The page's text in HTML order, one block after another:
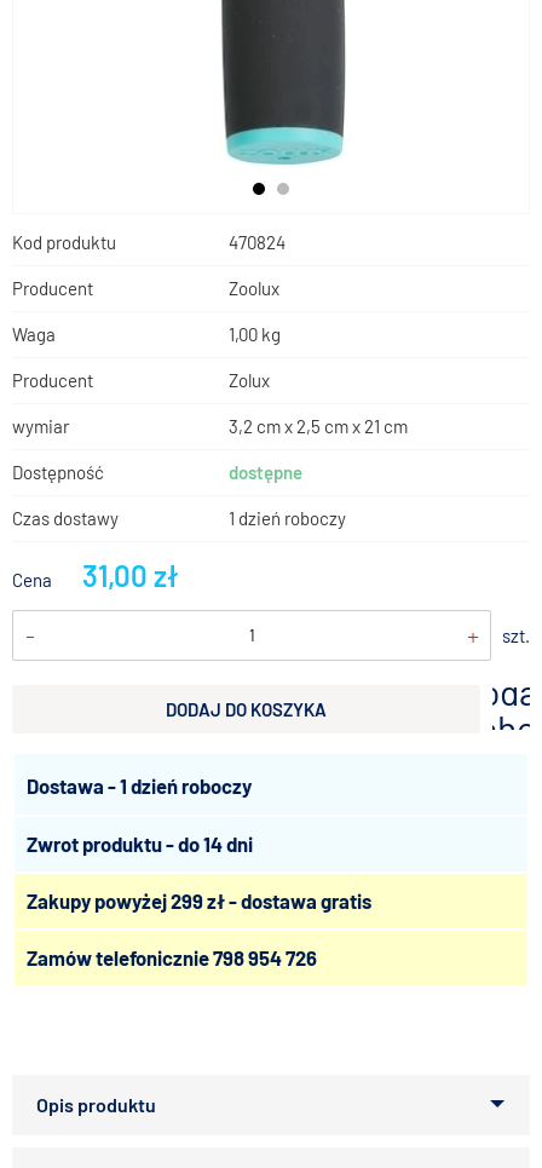
Kod produktu 470824
Producent Zoolux
Waga 1,00 kg
Producent Zolux
wymiar 3,2 cm x 2,5 cm x 21 cm
Dostępność dostępne
Czas dostawy 1 dzień roboczy
Cena 31,00 zł
- + szt.
DODAJ DO KOSZYKA
Dostawa - 1 dzień roboczy
Zwrot produktu - do 14 dni
Zakupy powyżej 299 zł - dostawa gratis
Zamów telefonicznie798 954 726